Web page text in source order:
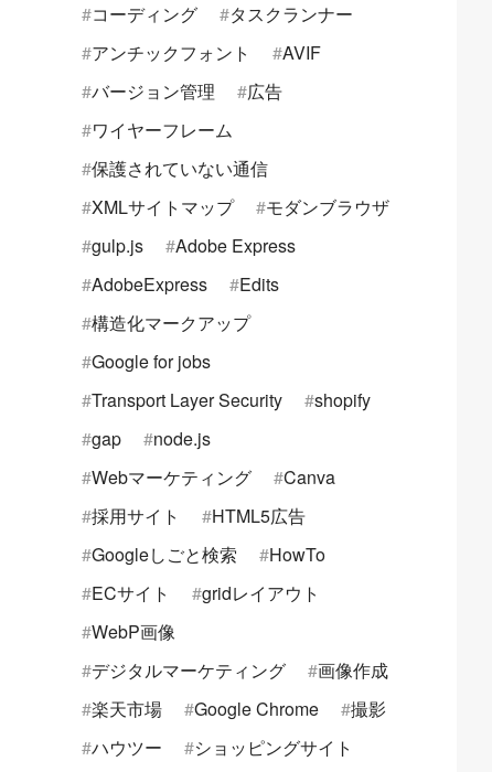
コーディング
タスクランナー
アンチックフォント
AVIF
バージョン管理
広告
ワイヤーフレーム
保護されていない通信
XMLサイトマップ
モダンブラウザ
gulp.js
Adobe Express
AdobeExpress
Edits
構造化マークアップ
Google for jobs
Transport Layer Security
shopify
gap
node.js
Webマーケティング
Canva
採用サイト
HTML5広告
Googleしごと検索
HowTo
ECサイト
gridレイアウト
WebP画像
デジタルマーケティング
画像作成
楽天市場
Google Chrome
撮影
ハウツー
ショッピングサイト